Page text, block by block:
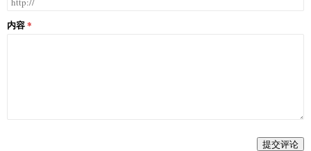
内容
提交评论